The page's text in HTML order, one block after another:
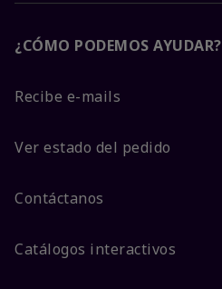
¿CÓMO PODEMOS AYUDAR?
Recibe e-mails
Ver estado del pedido
Contáctanos
Catálogos interactivos